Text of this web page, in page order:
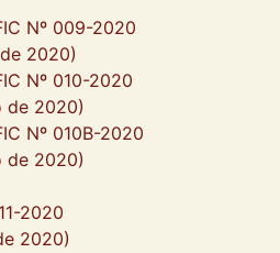
Nº 009-2020
2020)
Nº 010-2020
de 2020)
Nº 010B-2020
de 2020)
2020
2020)